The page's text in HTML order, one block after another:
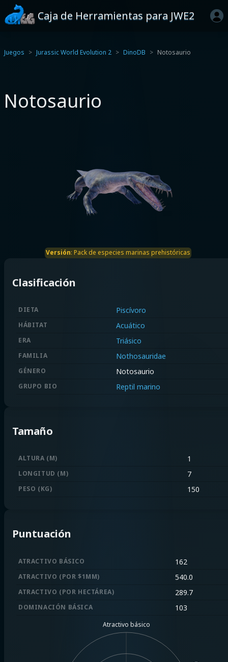
Caja de Herramientas para JWE2
Juegos Jurassic World Evolution 2 DinoDB Notosaurio
Notosaurio
Versión: Pack de especies marinas prehistóricas
Clasificación
DIETA Piscívoro
HÁBITAT Acuático
ERA Triásico
FAMILIA Nothosauridae
GÉNERO Notosaurio
GRUPO BIO Reptil marino
Tamaño
ALTURA (M) 1
LONGITUD (M) 7
PESO (KG) 150
Puntuación
ATRACTIVO BÁSICO 162
ATRACTIVO (POR $1MM) 540.0
ATRACTIVO (POR HECTÁREA) 289.7
DOMINACIÓN BÁSICA 103
Atractivo básico